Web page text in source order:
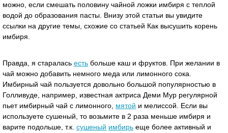
можно, если смешать половину чайной ложки имбиря с теплой
водой до образования пасты. Внизу этой статьи вы увидите
ссылки на другие темы, схожие со статьей Как высушить корень
имбиря.
Правда, я старалась есть больше каш и фруктов. При желании в
чай можно добавить немного меда или лимонного сока.
Имбирный чай пользуется довольно большой популярностью в
Голливуде, например, известная актриса Деми Мур регулярной
пьет имбирный чай с лимонного, мятой и мелиссой. Если вы
используете сушеный, то возьмите в 2 раза меньше имбиря и
варите подольше, т.к. сушеный имбирь еще более активный и